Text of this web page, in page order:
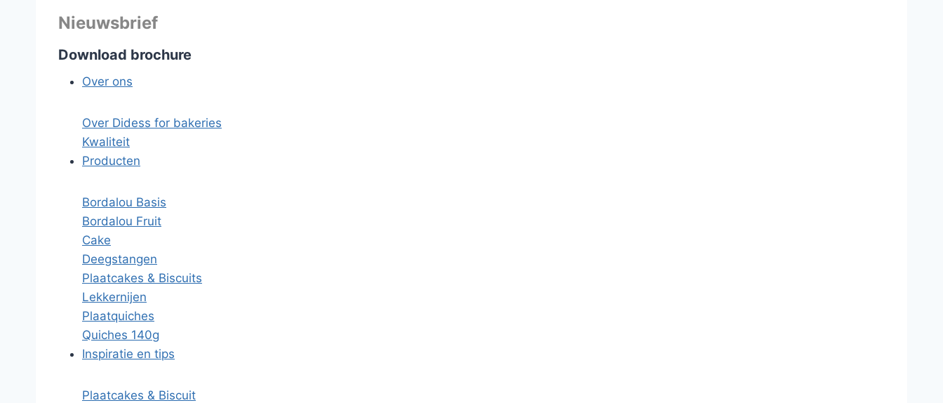
Nieuwsbrief
Download brochure
Over ons
Over Didess for bakeries
Kwaliteit
Producten
Bordalou Basis
Bordalou Fruit
Cake
Deegstangen
Plaatcakes & Biscuits
Lekkernijen
Plaatquiches
Quiches 140g
Inspiratie en tips
Plaatcakes & Biscuit